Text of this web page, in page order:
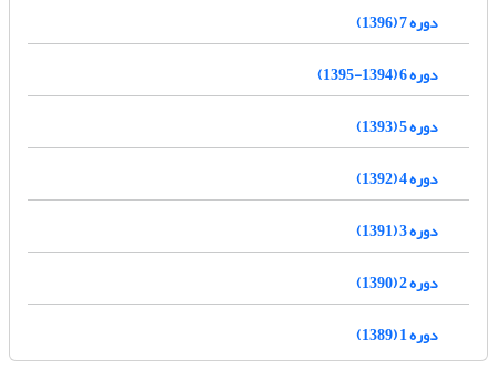
دوره 7 (1396)
دوره 6 (1394-1395)
دوره 5 (1393)
دوره 4 (1392)
دوره 3 (1391)
دوره 2 (1390)
دوره 1 (1389)